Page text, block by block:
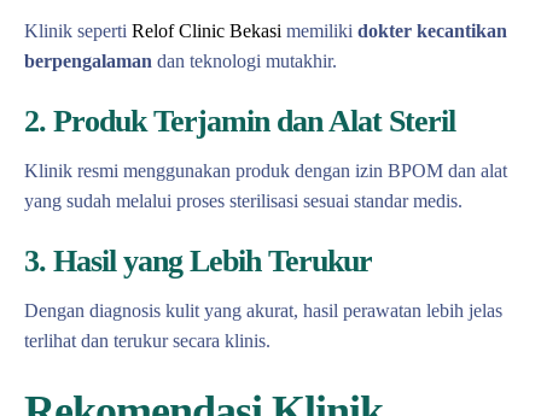
Klinik seperti Relof Clinic Bekasi memiliki dokter kecantikan
berpengalaman dan teknologi mutakhir.
2. Produk Terjamin dan Alat Steril
Klinik resmi menggunakan produk dengan izin BPOM dan alat
yang sudah melalui proses sterilisasi sesuai standar medis.
3. Hasil yang Lebih Terukur
Dengan diagnosis kulit yang akurat, hasil perawatan lebih jelas
terlihat dan terukur secara klinis.